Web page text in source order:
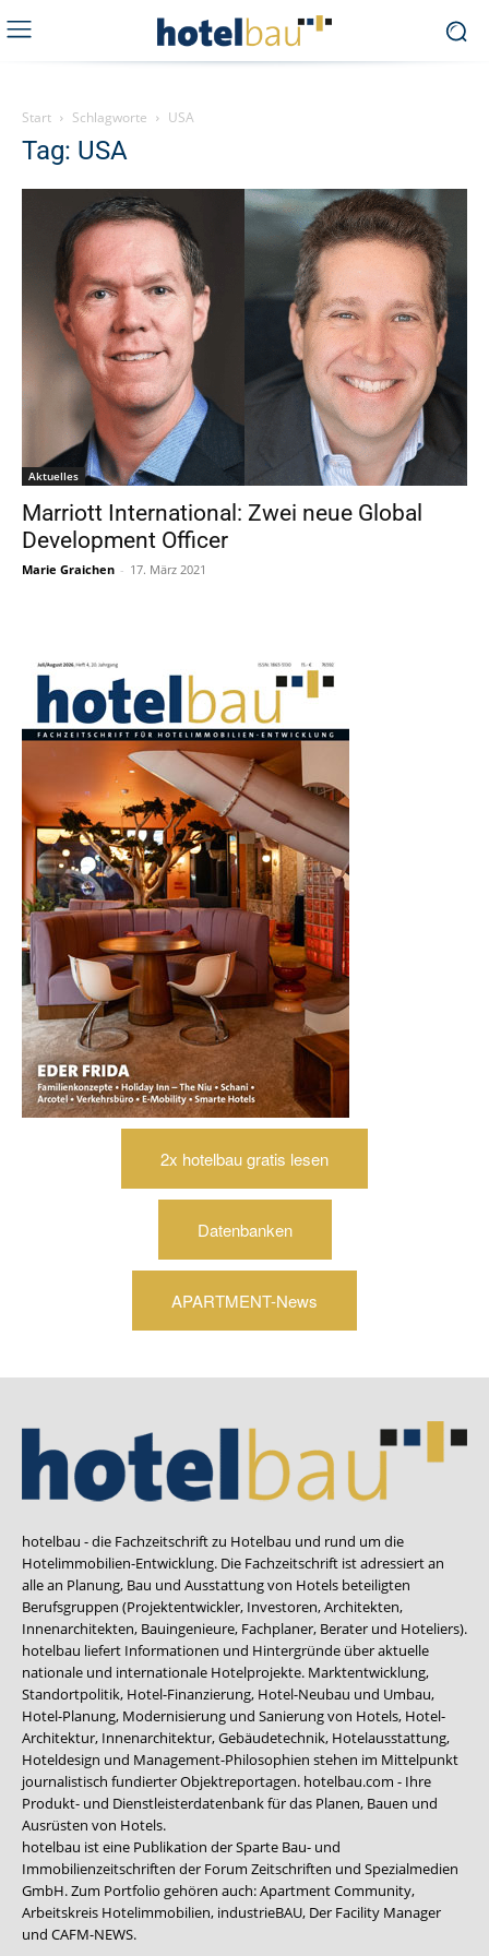
Start Schlagworte USA
Tag: USA
Aktuelles
Marriott International: Zwei neue Global
Development Officer
Marie Graichen - 17. März 2021
2x hotelbau gratis lesen
Datenbanken
APARTMENT-News
hotelbau - die Fachzeitschrift zu Hotelbau und rund um die
Hotelimmobilien-Entwicklung. Die Fachzeitschrift ist adressiert an
alle an Planung, Bau und Ausstattung von Hotels beteiligten
Berufsgruppen (Projektentwickler, Investoren, Architekten,
Innenarchitekten, Bauingenieure, Fachplaner, Berater und Hoteliers).
hotelbau liefert Informationen und Hintergründe über aktuelle
nationale und internationale Hotelprojekte. Marktentwicklung,
Standortpolitik, Hotel-Finanzierung, Hotel-Neubau und Umbau,
Hotel-Planung, Modernisierung und Sanierung von Hotels, Hotel-
Architektur, Innenarchitektur, Gebäudetechnik, Hotelausstattung,
Hoteldesign und Management-Philosophien stehen im Mittelpunkt
journalistisch fundierter Objektreportagen. hotelbau.com - Ihre
Produkt- und Dienstleisterdatenbank für das Planen, Bauen und
Ausrüsten von Hotels.
hotelbau ist eine Publikation der Sparte Bau- und
Immobilienzeitschriften der Forum Zeitschriften und Spezialmedien
GmbH. Zum Portfolio gehören auch:Apartment Community,
Arbeitskreis Hotelimmobilien, industrieBAU, Der Facility Manager
und CAFM-NEWS.